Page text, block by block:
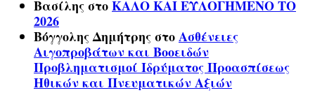
ΒασίληςστοΚΑΛΟ ΚΑΙ ΕΥΛΟΓΗΜΕΝΟ ΤΟ
2026
Βόγγολης ΔημήτρηςστοΑσθένειες
Αιγοπροβάτων και Βοοειδών
Προβληματισμοί Ιδρύματος Προασπίσεως
Ηθικών και Πνευματικών Αξιών